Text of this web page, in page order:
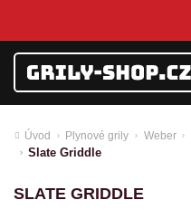
Úvod Plynové grily Weber
Slate Griddle
SLATE GRIDDLE